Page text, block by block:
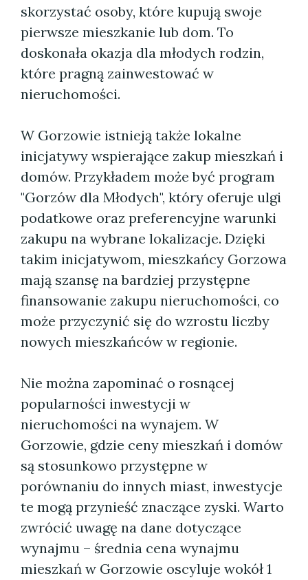
skorzystać osoby, które kupują swoje
pierwsze mieszkanie lub dom. To
doskonała okazja dla młodych rodzin,
które pragną zainwestować w
nieruchomości.
W Gorzowie istnieją także lokalne
inicjatywy wspierające zakup mieszkań i
domów. Przykładem może być program
"Gorzów dla Młodych", który oferuje ulgi
podatkowe oraz preferencyjne warunki
zakupu na wybrane lokalizacje. Dzięki
takim inicjatywom, mieszkańcy Gorzowa
mają szansę na bardziej przystępne
finansowanie zakupu nieruchomości, co
może przyczynić się do wzrostu liczby
nowych mieszkańców w regionie.
Nie można zapominać o rosnącej
popularności inwestycji w
nieruchomości na wynajem. W
Gorzowie, gdzie ceny mieszkań i domów
są stosunkowo przystępne w
porównaniu do innych miast, inwestycje
te mogą przynieść znaczące zyski. Warto
zwrócić uwagę na dane dotyczące
wynajmu – średnia cena wynajmu
mieszkań w Gorzowie oscyluje wokół 1